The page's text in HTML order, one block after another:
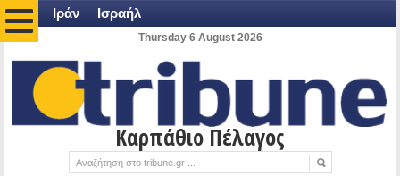
Ιράν Ισραήλ
Thursday 6 August 2026
Καρπάθιο Πέλαγος